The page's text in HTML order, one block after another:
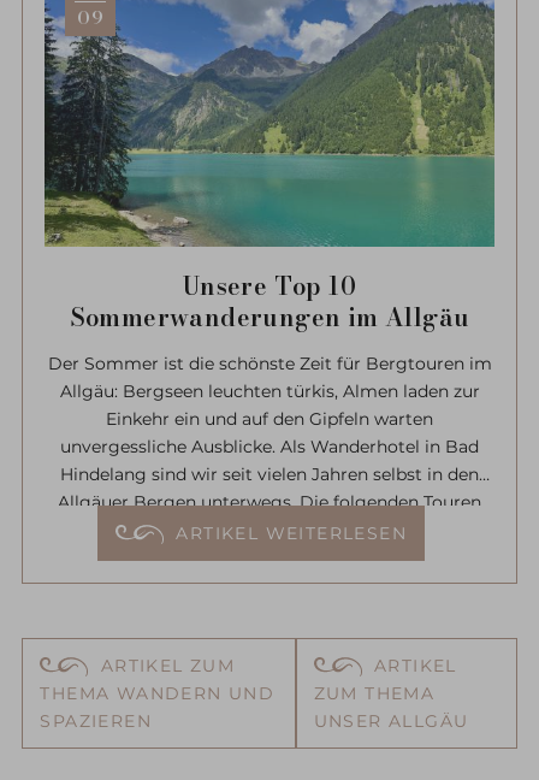
09
Unsere Top 10
Sommerwanderungen im Allgäu
Der Sommer ist die schönste Zeit für Bergtouren im
Allgäu: Bergseen leuchten türkis, Almen laden zur
Einkehr ein und auf den Gipfeln warten
unvergessliche Ausblicke. Als Wanderhotel in Bad
Hindelang sind wir seit vielen Jahren selbst in den
Allgäuer Bergen unterwegs. Die folgenden Touren
gehören zu unseren persönlichen Favoriten – alle
mehrfach selbst gegangen und vom Hotel Prinz-
Luitpold-Bad gut erreichbar. Zu jeder Wanderung
mit vielen Tipps.
ARTIKEL WEITERLESEN
ARTIKEL ZUM
THEMA WANDERN UND
SPAZIEREN
ARTIKEL
ZUM THEMA
UNSER ALLGÄU